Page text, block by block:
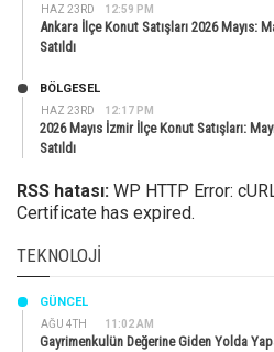
HAZ 23RD 12:59 PM
Ankara İlçe Konut Satışları 2026 Mayıs:
Satıldı
HAZ 23RD 12:17 PM
BÖLGESEL
2026 Mayıs İzmir İlçe Konut Satışları:
Satıldı
RSS hatası: WP HTTP Error:
Certificate has expired.
TEKNOLOJI
AĞU 4TH 11:02 AM
GÜNCEL
Gayrimenkulün Değerine Giden Yolda